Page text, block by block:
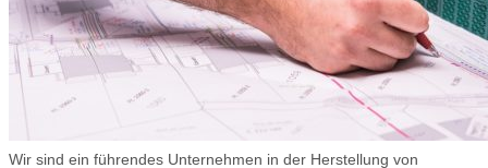
Wir sind ein führendes Unternehmen in der Herstellung von